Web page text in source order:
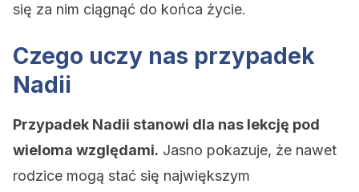
się za nim ciągnąć do końca życie.
Czego uczy nas przypadek
Nadii
Przypadek Nadii stanowi dla nas lekcję pod
wieloma względami. Jasno pokazuje, że nawet
rodzice mogą stać się największym